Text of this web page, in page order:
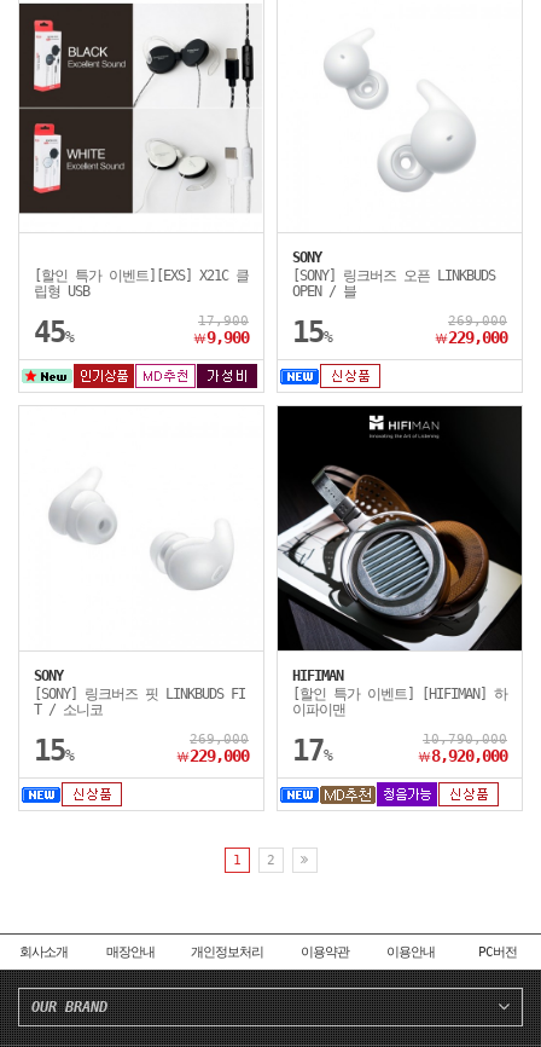
[할인 특가 이벤트][EXS] X21C 클
립형 USB
45%
17,900
￦9,900
SONY
[SONY] 링크버즈 오픈 LINKBUDS
OPEN / 블
15%
269,000
￦229,000
SONY
[SONY] 링크버즈 핏 LINKBUDS FI
T / 소니코
15%
269,000
￦229,000
HIFIMAN
[할인 특가 이벤트] [HIFIMAN] 하
이파이맨
17%
10,790,000
￦8,920,000
1 2
회사소개 매장안내 개인정보처리 이용약관 이용안내 PC버전
OUR BRAND